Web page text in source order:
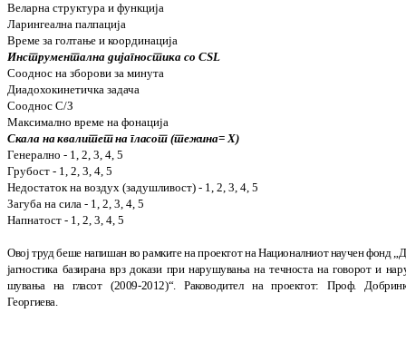
Веларна структура и функција
Ларингеална палпација
Време за голтање и координација
Инструментална дијагностика со CSL
Сооднос на зборови за минута
Диадохокинетичка задача
Сооднос С/З
Максимално време на фонација
Скала на квалитет на гласот (тежина= Х)
Генерално - 1, 2, 3, 4, 5
Грубост - 1, 2, 3, 4, 5
Недостаток на воздух (задушливост) - 1, 2, 3, 4, 5
Загуба на сила - 1, 2, 3, 4, 5
Напнатост - 1, 2, 3, 4, 5
Овој труд беше напишан во рамките на проектот на Националниот научен фонд
јагностика базирана врз докази при нару­шувања на течноста на говорот и
шувања на гласот (2009-2012)“. Раководител на проектот: Проф. Доб
Георгиева.